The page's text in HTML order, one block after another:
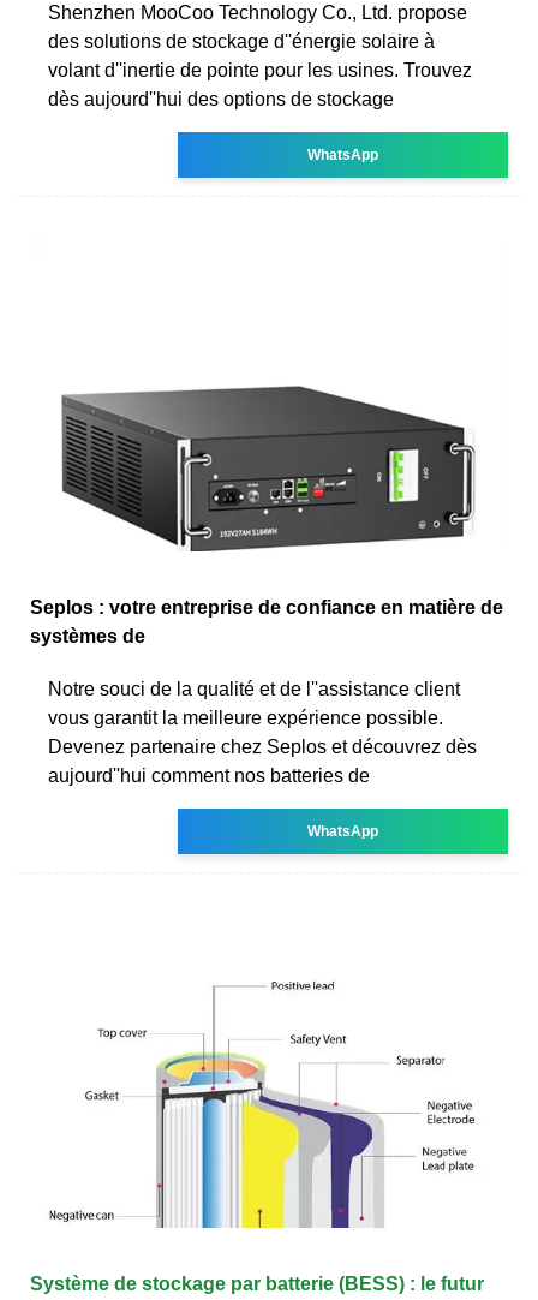
Shenzhen MooCoo Technology Co., Ltd. propose
des solutions de stockage d''énergie solaire à
volant d''inertie de pointe pour les usines. Trouvez
dès aujourd''hui des options de stockage
WhatsApp
Seplos : votre entreprise de confiance en matière de
systèmes de
Notre souci de la qualité et de l''assistance client
vous garantit la meilleure expérience possible.
Devenez partenaire chez Seplos et découvrez dès
aujourd''hui comment nos batteries de
WhatsApp
Système de stockage par batterie (BESS) : le futur